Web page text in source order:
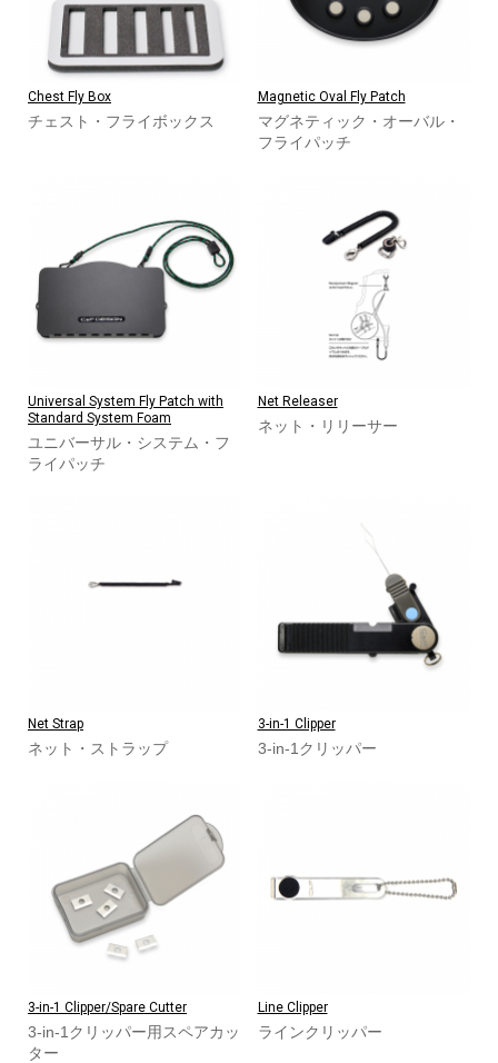
Chest Fly Box
チェスト・フライボックス
Magnetic Oval Fly Patch
マグネティック・オーバル・
フライパッチ
Universal System Fly Patch with
Standard System Foam
ユニバーサル・システム・フ
ライパッチ
Net Releaser
ネット・リリーサー
Net Strap
ネット・ストラップ
3-in-1 Clipper
3-in-1クリッパー
3-in-1 Clipper/Spare Cutter
3-in-1クリッパー用スペアカッ
ター
Line Clipper
ラインクリッパー